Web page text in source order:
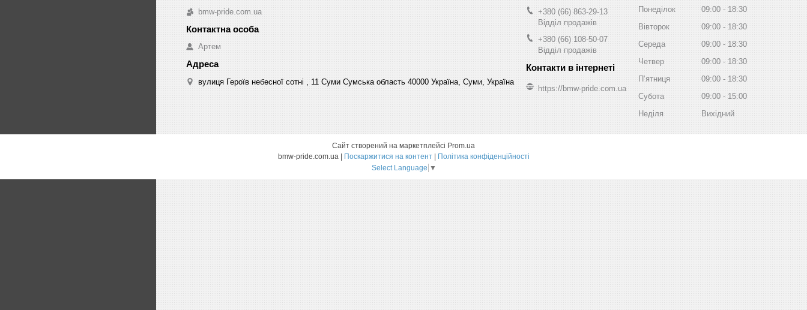
bmw-pride.com.ua
Артем
вулиця Героїв небесної сотні , 11 Суми Сумська область 40000 Україна, Суми, Україна
+380 (66) 863-29-13
Відділ продажів
+380 (66) 108-50-07
Відділ продажів
https://bmw-pride.com.ua
Понеділок 09:00
18:30
Вівторок
09:00
18:30
Середа
09:00
18:30
Четвер
09:00
18:30
Пʼятниця
09:00
18:30
Субота
09:00
15:00
Неділя
Вихідний
Сайт створений на маркетплейсі Prom.ua
Поскаржитися на контент
Політика конфіденційності
Select Language ▼